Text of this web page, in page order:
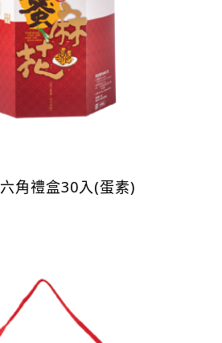
角禮盒30入(蛋素)